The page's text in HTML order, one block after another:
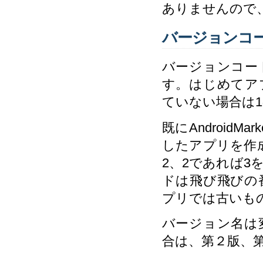
ありませんので
バージョンコ
バージョンコー
す。はじめてア
ていない場合は
既に
したアプリを作
2、2であれば3
ドは飛び飛び
プリでは古いも
バージョン名は
合は、第２版、